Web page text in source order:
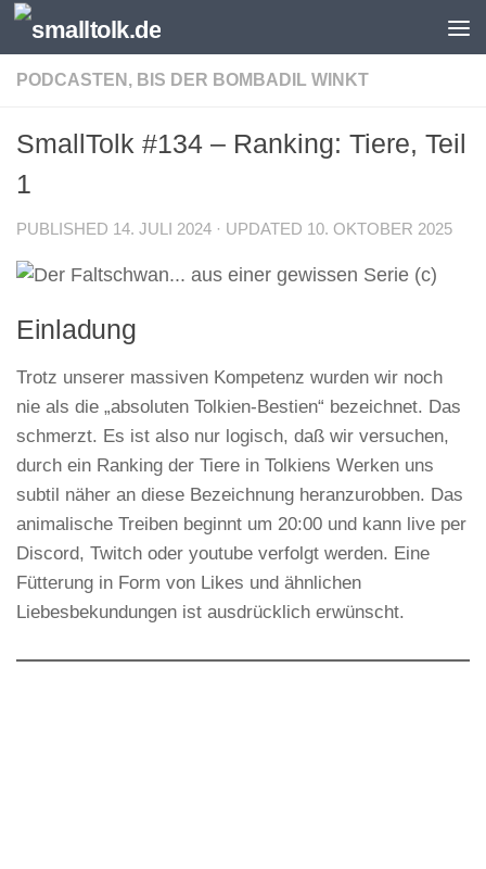
Skip to content
PODCASTEN, BIS DER BOMBADIL WINKT
SmallTolk #134 – Ranking: Tiere, Teil
1
PUBLISHED 14. JULI 2024 · UPDATED 10. OKTOBER 2025
Einladung
Trotz unserer massiven Kompetenz wurden wir noch
nie als die „absoluten Tolkien-Bestien“ bezeichnet. Das
schmerzt. Es ist also nur logisch, daß wir versuchen,
durch ein Ranking der Tiere in Tolkiens Werken uns
subtil näher an diese Bezeichnung heranzurobben. Das
animalische Treiben beginnt um 20:00 und kann live per
Discord, Twitch oder youtube verfolgt werden. Eine
Fütterung in Form von Likes und ähnlichen
Liebesbekundungen ist ausdrücklich erwünscht.